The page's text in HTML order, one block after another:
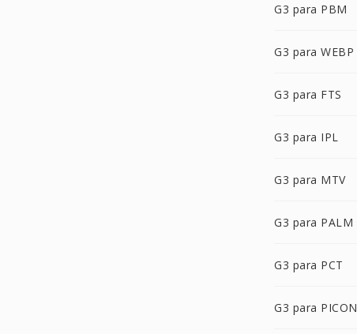
G3 para PBM
G3 para WEBP
G3 para FTS
G3 para IPL
G3 para MTV
G3 para PALM
G3 para PCT
G3 para PICON